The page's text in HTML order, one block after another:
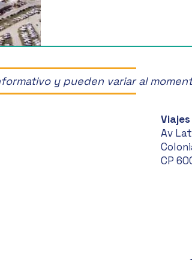
y pueden variar al
Av
CP